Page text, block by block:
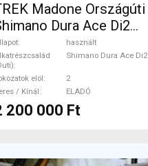
Madone Országúti
Dura Ace Di2
használt ELADÓ
használt
Shimano Dura Ace Di2
elöl
2
/ Kínál
ELADÓ
200 000 Ft